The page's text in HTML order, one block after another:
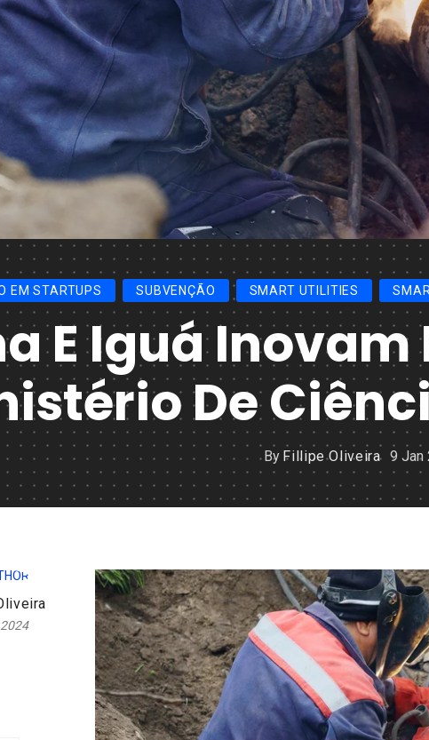
EM STARTUPS SUBVENÇÃO SMART UTILITIES
E Iguá
De
By Fillipe Oliveira 9 Jan